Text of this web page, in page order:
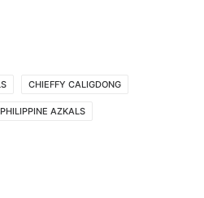
CHIEFFY CALIGDONG
PHILIPPINE AZKALS